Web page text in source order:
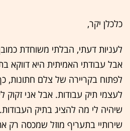
כלכלן יקר,
לעניות דעתי, הבלתי משוחדת
אבל עבודתי האמיתית היא דווקא
לפתוח בקריירה של צלם חתונות,
לעצמי תיק עבודות. אבל אני זקוק
שיהיה לי מה להציג בתיק
שירותיי בתעריף מוזל שמכסה רק